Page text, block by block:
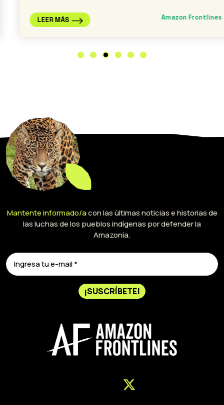
LEER MÁS Amazon Frontlines
Mantente informado/acon las últimas noticias e historias de
las luchas de los pueblos indígenas por defender la
Amazonía.
¡SUSCRÍBETE!